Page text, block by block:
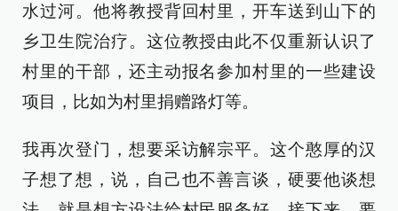
水过河。他将教授背回村里，开车送到山下的
乡卫生院治疗。这位教授由此不仅重新认识了
村里的干部，还主动报名参加村里的一些建设
项目，比如为村里捐赠路灯等。
我再次登门，想要采访解宗平。这个憨厚的汉
子想了想，说，自己也不善言谈，硬要他谈想